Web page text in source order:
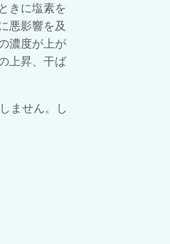
きに塩素を
悪影響を及
濃度が上が
上昇、干ば
ません。し